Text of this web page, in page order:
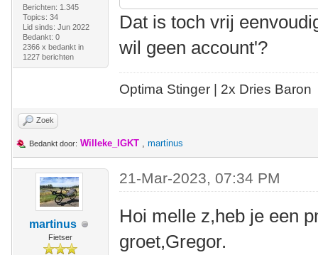
Berichten: 1.345
Topics: 34
Lid sinds: Jun 2022
Bedankt: 0
2366 x bedankt in
1227 berichten
Dat is toch vrij
wil geen account'?
Optima Stinger | 2x Dries Baron
Zoek
Bedankt door: Willeke_IGKT , martinus
martinus
Fietser
21-Mar-2023, 07:34 PM
Hoi melle z,heb je een
groet,Gregor.